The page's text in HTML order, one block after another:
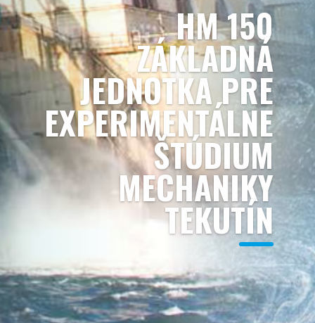
HM 150
ZÁKLADNÁ
JEDNOTKA PRE
EXPERIMENTÁLNE
ŠTÚDIUM
MECHANIKY
TEKUTÍN